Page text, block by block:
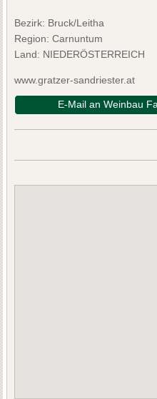
Bezirk: Bruck/Leitha
Region: Carnuntum
Land: NIEDERÖSTERREICH
www.gratzer-sandriester.at
E-Mail an Weinbau